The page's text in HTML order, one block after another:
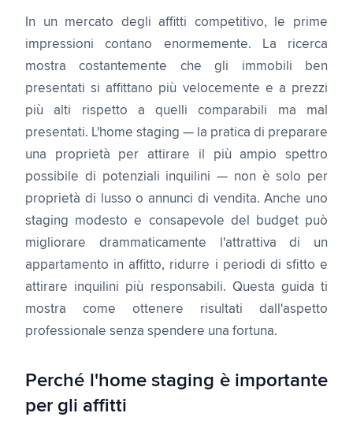
In un mercato degli affitti competitivo, le prime
impressioni contano enormemente. La ricerca
mostra costantemente che gli immobili ben
presentati si affittano più velocemente e a prezzi
più alti rispetto a quelli comparabili ma mal
presentati. L'home staging — la pratica di preparare
una proprietà per attirare il più ampio spettro
possibile di potenziali inquilini — non è solo per
proprietà di lusso o annunci di vendita. Anche uno
staging modesto e consapevole del budget può
migliorare drammaticamente l'attrattiva di un
appartamento in affitto, ridurre i periodi di sfitto e
attirare inquilini più responsabili. Questa guida ti
mostra come ottenere risultati dall'aspetto
professionale senza spendere una fortuna.
Perché l'home staging è importante
per gli affitti